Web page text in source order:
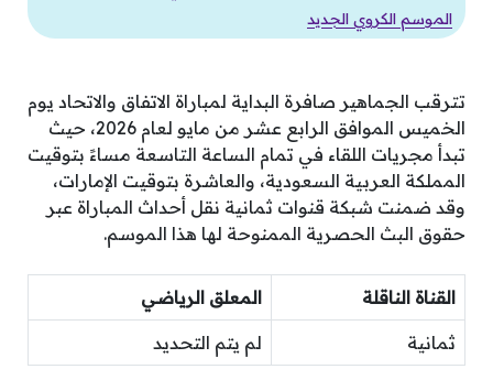
الموسم الكروي الجديد
تترقب الجماهير صافرة البداية لمباراة الاتفاق والاتحاد يوم
الخميس الموافق الرابع عشر من مايو لعام 2026، حيث
تبدأ مجريات اللقاء في تمام الساعة التاسعة مساءً بتوقيت
المملكة العربية السعودية، والعاشرة بتوقيت الإمارات،
وقد ضمنت شبكة قنوات ثمانية نقل أحداث المباراة عبر
حقوق البث الحصرية الممنوحة لها هذا الموسم.
القناة الناقلة المعلق الرياضي
ثمانية لم يتم التحديد